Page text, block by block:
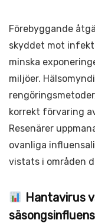
Förebyggande
skyddet mot
minska
miljöer.
korrekt förvaring
Resenärer
ovanliga
vistats i områden
Hantavirus